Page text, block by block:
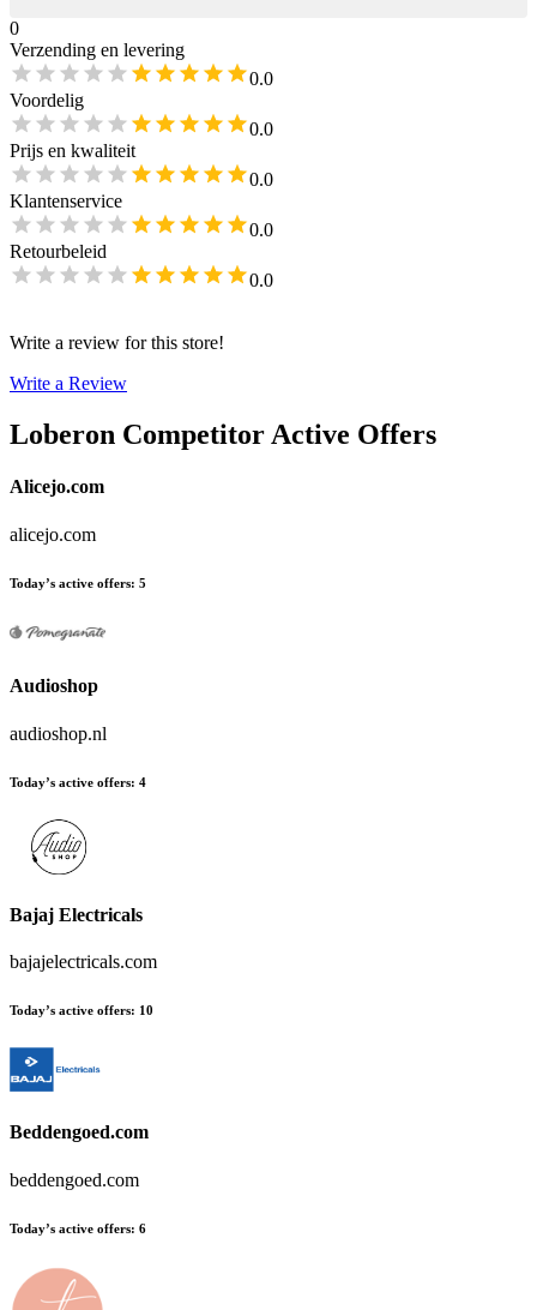
0
Verzending en levering
0.0
Voordelig
0.0
Prijs en kwaliteit
0.0
Klantenservice
0.0
Retourbeleid
0.0
Write a review for this store!
Write a Review
Loberon Competitor Active Offers
Alicejo.com
alicejo.com
Today’s active offers: 5
Audioshop
audioshop.nl
Today’s active offers: 4
Bajaj Electricals
bajajelectricals.com
Today’s active offers: 10
Beddengoed.com
beddengoed.com
Today’s active offers: 6